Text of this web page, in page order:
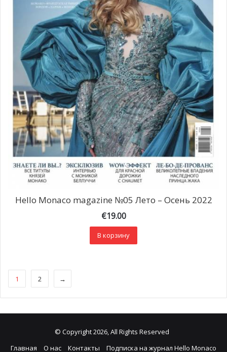
Hello Monaco magazine №05 Лето – Осень 2022
€19.00
В корзину
1 2 →
© Copyright 2026, All Rights Reserved
Главная
О нас Контакты Подписка на журнал Hello Monaco